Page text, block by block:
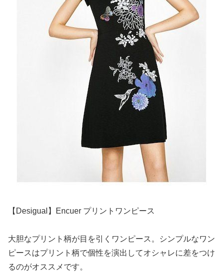
【Desigual】Encuer プリントワンピース
大胆なプリント柄が目を引くワンピース。シンプルなワン
ピースはプリント柄で個性を演出してオシャレに差をつけ
るのがオススメです。